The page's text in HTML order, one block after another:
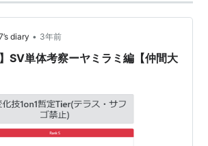
diary • 3年前
】SV単体考察ーヤミラミ編【仲間大